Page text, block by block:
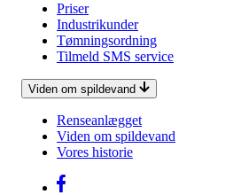
Priser
Industrikunder
Tømningsordning
Tilmeld SMS service
Viden om spildevand
Renseanlægget
Viden om spildevand
Vores historie